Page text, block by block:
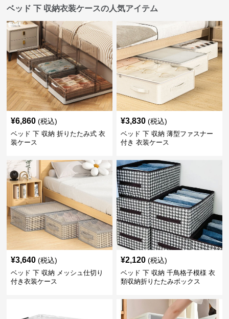
ベッド 下 収納衣装ケースの人気アイテム
¥6,860 (税込)
ベッド 下 収納 折りたたみ式 衣
装ケース
¥3,830 (税込)
ベッド 下 収納 薄型ファスナー
付き 衣装ケース
¥3,640 (税込)
ベッド 下 収納 メッシュ仕切り
付き衣装ケース
¥2,120 (税込)
ベッド 下 収納 千鳥格子模様 衣
類収納折りたたみボックス